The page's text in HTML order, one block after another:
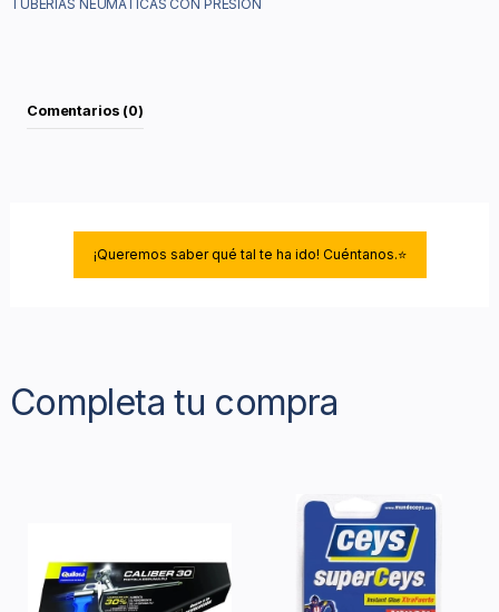
TUBERIAS NEUMATICAS CON PRESION
Comentarios (0)
¡Queremos saber qué tal te ha ido! Cuéntanos.⭐
Completa tu compra